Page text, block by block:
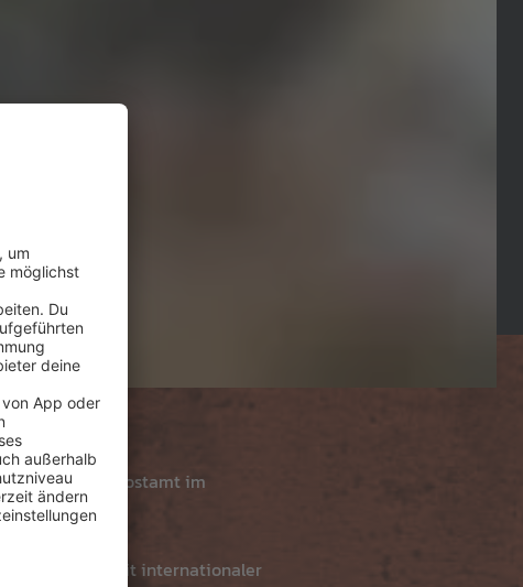
Osterhasenpostamt im
rund 2.300 mit internationaler